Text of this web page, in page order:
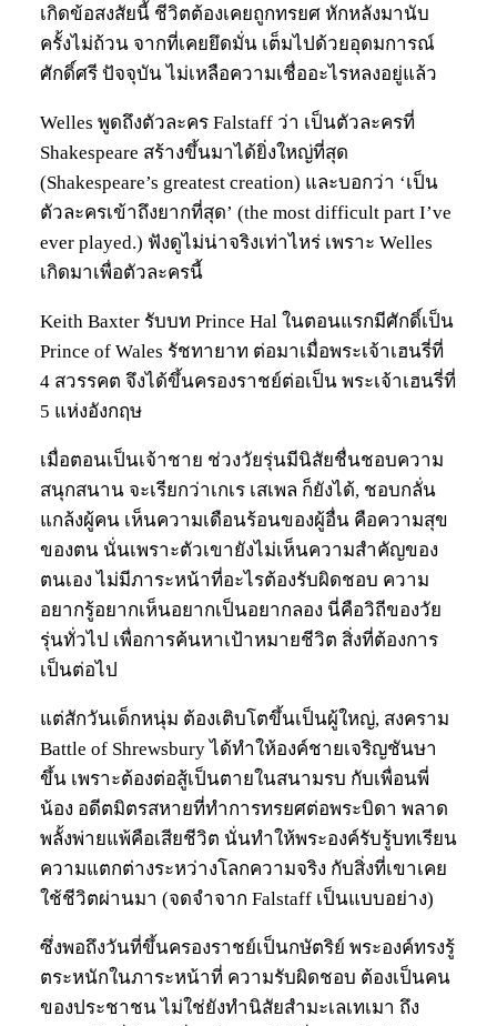
เกิดข้อสงสัยนี้ ชีวิตต้องเคยถูกทรยศ หักหลังมานับ
ครั้งไม่ถ้วน จากที่เคยยึดมั่น เต็มไปด้วยอุดมการณ์
ศักดิ์ศรี ปัจจุบัน ไม่เหลือความเชื่ออะไรหลงอยู่แล้ว
Welles พูดถึงตัวละคร Falstaff ว่า เป็นตัวละครที่
Shakespeare สร้างขึ้นมาได้ยิ่งใหญ่ที่สุด
(Shakespeare’s greatest creation) และบอกว่า ‘เป็น
ตัวละครเข้าถึงยากที่สุด’ (the most difficult part I’ve
ever played.) ฟังดูไม่น่าจริงเท่าไหร่ เพราะ Welles
เกิดมาเพื่อตัวละครนี้
Keith Baxter รับบท Prince Hal ในตอนแรกมีศักดิ์เป็น
Prince of Wales รัชทายาท ต่อมาเมื่อพระเจ้าเฮนรี่ที่
4 สวรรคต จึงได้ขึ้นครองราชย์ต่อเป็น พระเจ้าเฮนรี่ที่
5 แห่งอังกฤษ
เมื่อตอนเป็นเจ้าชาย ช่วงวัยรุ่นมีนิสัยชื่นชอบความ
สนุกสนาน จะเรียกว่าเกเร เสเพล ก็ยังได้, ชอบกลั่น
แกล้งผู้คน เห็นความเดือนร้อนของผู้อื่น คือความสุข
ของตน นั่นเพราะตัวเขายังไม่เห็นความสำคัญของ
ตนเอง ไม่มีภาระหน้าที่อะไรต้องรับผิดชอบ ความ
อยากรู้อยากเห็นอยากเป็นอยากลอง นี่คือวิถีของวัย
รุ่นทั่วไป เพื่อการค้นหาเป้าหมายชีวิต สิ่งที่ต้องการ
เป็นต่อไป
แต่สักวันเด็กหนุ่ม ต้องเติบโตขึ้นเป็นผู้ใหญ่, สงคราม
Battle of Shrewsbury ได้ทำให้องค์ชายเจริญชันษา
ขึ้น เพราะต้องต่อสู้เป็นตายในสนามรบ กับเพื่อนพี่
น้อง อดีตมิตรสหายที่ทำการทรยศต่อพระบิดา พลาด
พลั้งพ่ายแพ้คือเสียชีวิต นั่นทำให้พระองค์รับรู้บทเรียน
ความแตกต่างระหว่างโลกความจริง กับสิ่งที่เขาเคย
ใช้ชีวิตผ่านมา (จดจำจาก Falstaff เป็นแบบอย่าง)
ซึ่งพอถึงวันที่ขึ้นครองราชย์เป็นกษัตริย์ พระองค์ทรงรู้
ตระหนักในภาระหน้าที่ ความรับผิดชอบ ต้องเป็นคน
ของประชาชน ไม่ใช่ยังทำนิสัยสำมะเลเทเมา ถึง